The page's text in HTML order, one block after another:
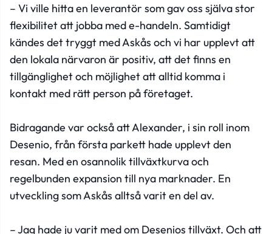
– Vi ville hitta en leverantör som gav oss själva stor
flexibilitet att jobba med e-handeln. Samtidigt
kändes det tryggt med Askås och vi har upplevt att
den lokala närvaron är positiv, att det finns en
tillgänglighet och möjlighet att alltid komma i
kontakt med rätt person på företaget.
Bidragande var också att Alexander, i sin roll inom
Desenio, från första parkett hade upplevt den
resan. Med en osannolik tillväxtkurva och
regelbunden expansion till nya marknader. En
utveckling som Askås alltså varit en del av.
– Jag hade ju varit med om Desenios tillväxt. Och att